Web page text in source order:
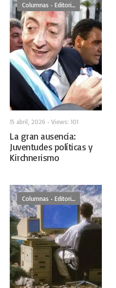
Columnas • Editoriales
15 abril, 2026 • Views: 101
La gran ausencia:
Juventudes políticas y
Kirchnerismo
Columnas • Editoriales